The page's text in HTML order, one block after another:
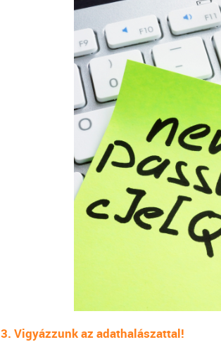
3. Vigyázzunk az adathalászattal!